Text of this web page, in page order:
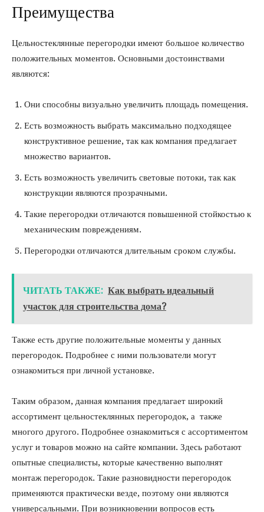
Преимущества
Цельностеклянные перегородки имеют большое количество
положительных моментов. Основными достоинствами
являются:
Они способны визуально увеличить площадь помещения.
Есть возможность выбрать максимально подходящее
конструктивное решение, так как компания предлагает
множество вариантов.
Есть возможность увеличить световые потоки, так как
конструкции являются прозрачными.
Такие перегородки отличаются повышенной стойкостью к
механическим повреждениям.
Перегородки отличаются длительным сроком службы.
ЧИТАТЬ ТАКЖЕ: Как выбрать идеальный
участок для строительства дома?
Также есть другие положительные моменты у данных
перегородок. Подробнее с ними пользователи могут
ознакомиться при личной установке.
Таким образом, данная компания предлагает широкий
ассортимент цельностеклянных перегородок, а также
многого другого. Подробнее ознакомиться с ассортиментом
услуг и товаров можно на сайте компании. Здесь работают
опытные специалисты, которые качественно выполнят
монтаж перегородок. Такие разновидности перегородок
применяются практически везде, поэтому они являются
универсальными. При возникновении вопросов есть